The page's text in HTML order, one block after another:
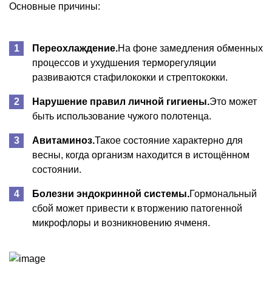
Основные причины:
Переохлаждение.На фоне замедления обменных
процессов и ухудшения терморегуляции
развиваются стафилококки и стрептококки.
Нарушение правил личной гигиены.Это может
быть использование чужого полотенца.
Авитаминоз.Такое состояние характерно для
весны, когда организм находится в истощённом
состоянии.
Болезни эндокринной системы.Гормональный
сбой может привести к вторжению патогенной
микрофлоры и возникновению ячменя.